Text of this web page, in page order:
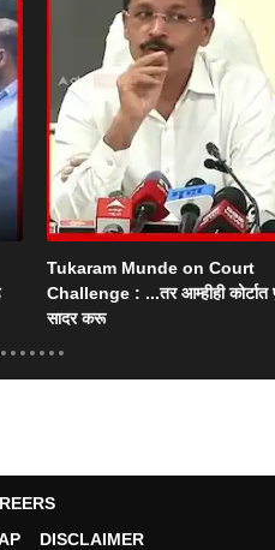
Tukaram Munde on Court
Challenge : ...तर आम्हीही कोर्टात
सादर करू
DISCLAIMER